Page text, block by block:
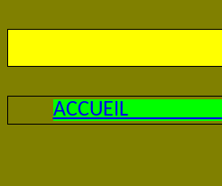
ACCUEIL